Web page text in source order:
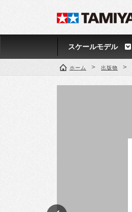
スケールモデル
ホーム > 出版物 >